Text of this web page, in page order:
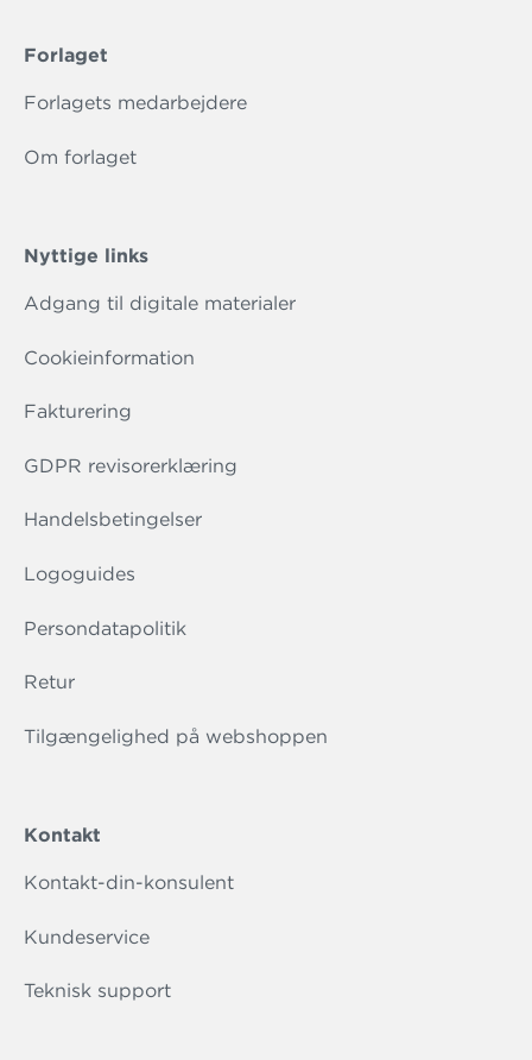
Forlaget
Forlagets medarbejdere
Om forlaget
Nyttige links
Adgang til digitale materialer
Cookieinformation
Fakturering
GDPR revisorerklæring
Handelsbetingelser
Logoguides
Persondatapolitik
Retur
Tilgængelighed på webshoppen
Kontakt
Kontakt-din-konsulent
Kundeservice
Teknisk support